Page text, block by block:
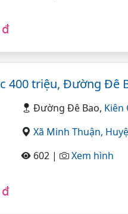
đ
400 triệu, Đường Đê
Đường Đê Bao, Kiên
Xã Minh Thuận,
602 |
Xem hình
đ